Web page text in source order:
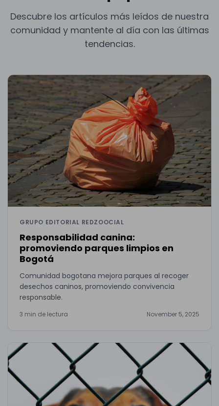
Descubre los artículos más leídos de nuestra
comunidad y mantente al día con las últimas
tendencias.
GRUPO EDITORIAL REDZOOCIAL
Responsabilidad canina:
promoviendo parques limpios en
Bogotá
Comunidad bogotana mejora parques al recoger
desechos caninos, promoviendo convivencia
responsable.
3 min de lectura November 5, 2025